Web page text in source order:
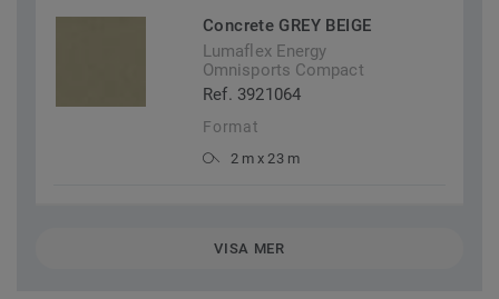
Concrete GREY BEIGE
Lumaflex Energy
Omnisports Compact
Ref. 3921064
Format
2 m x 23 m
VISA MER